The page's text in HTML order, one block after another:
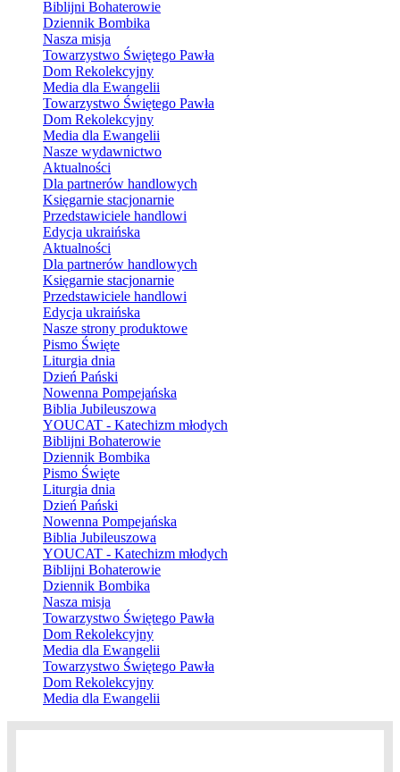
Biblijni Bohaterowie
Dziennik Bombika
Nasza misja
Towarzystwo Świętego Pawła
Dom Rekolekcyjny
Media dla Ewangelii
Towarzystwo Świętego Pawła
Dom Rekolekcyjny
Media dla Ewangelii
Nasze wydawnictwo
Aktualności
Dla partnerów handlowych
Księgarnie stacjonarnie
Przedstawiciele handlowi
Edycja ukraińska
Aktualności
Dla partnerów handlowych
Księgarnie stacjonarnie
Przedstawiciele handlowi
Edycja ukraińska
Nasze strony produktowe
Pismo Święte
Liturgia dnia
Dzień Pański
Nowenna Pompejańska
Biblia Jubileuszowa
YOUCAT - Katechizm młodych
Biblijni Bohaterowie
Dziennik Bombika
Pismo Święte
Liturgia dnia
Dzień Pański
Nowenna Pompejańska
Biblia Jubileuszowa
YOUCAT - Katechizm młodych
Biblijni Bohaterowie
Dziennik Bombika
Nasza misja
Towarzystwo Świętego Pawła
Dom Rekolekcyjny
Media dla Ewangelii
Towarzystwo Świętego Pawła
Dom Rekolekcyjny
Media dla Ewangelii